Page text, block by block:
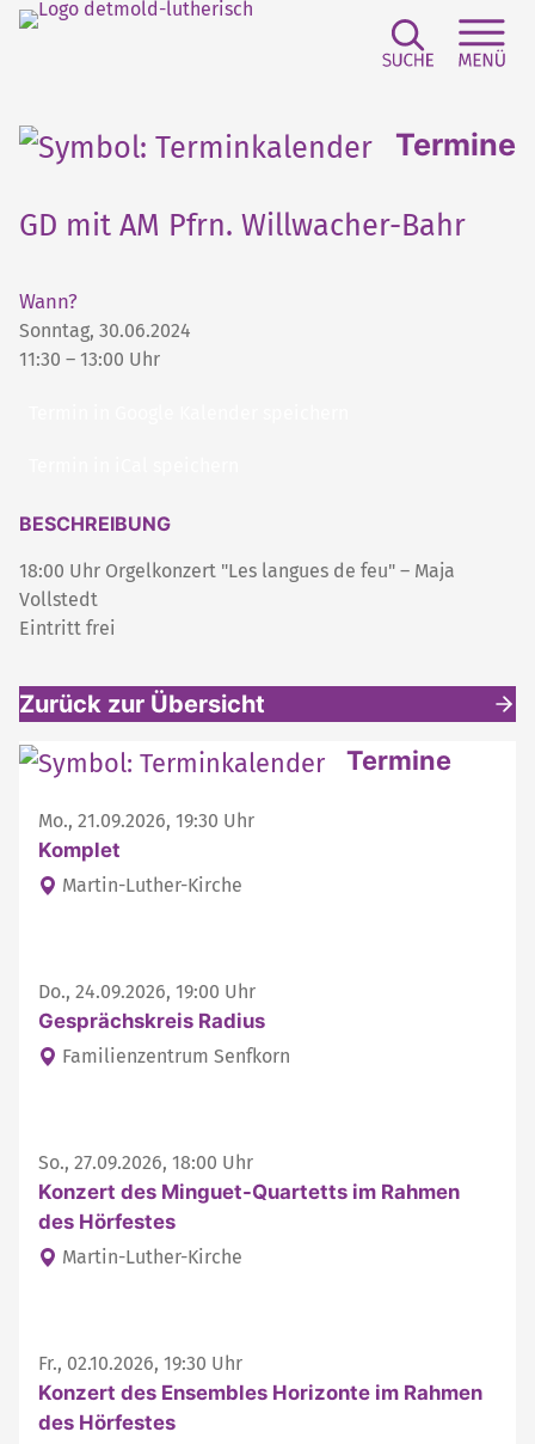
Termine
GD mit AM Pfrn. Willwacher-Bahr
Wann?
Sonntag, 30.06.2024
11:30 – 13:00 Uhr
BESCHREIBUNG
18:00 Uhr Orgelkonzert "Les langues de feu" – Maja
Vollstedt
Eintritt frei
Zurück zur Übersicht
Weitere interessante Inhalte Termine
Mo., 21.09.2026, 19:30 Uhr
Komplet
Martin-Luther-Kirche
Do., 24.09.2026, 19:00 Uhr
Gesprächskreis Radius
Familienzentrum Senfkorn
So., 27.09.2026, 18:00 Uhr
Konzert des Minguet-Quartetts im Rahmen
des Hörfestes
Martin-Luther-Kirche
Fr., 02.10.2026, 19:30 Uhr
Konzert des Ensembles Horizonte im Rahmen
des Hörfestes